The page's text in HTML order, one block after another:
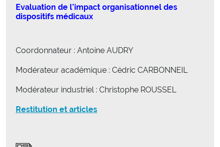
Evaluation de l’impact organisationnel des
dispositifs médicaux
Coordonnateur : Antoine AUDRY
Modérateur académique : Cédric CARBONNEIL
Modérateur industriel : Christophe ROUSSEL
Restitution et articles